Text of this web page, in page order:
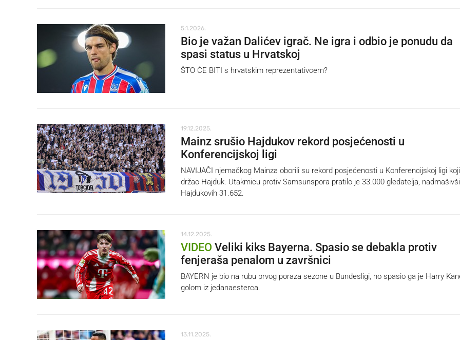
5.1.2026.
Bio je važan Dalićev igrač. Ne igra i odbio je ponudu da
spasi status u Hrvatskoj
ŠTO ĆE BITI s hrvatskim reprezentativcem?
19.12.2025.
Mainz srušio Hajdukov rekord posjećenosti u
Konferencijskoj ligi
NAVIJAČI njemačkog Mainza oborili su rekord posjećenosti u Konferencijskoj ligi
držao Hajduk. Utakmicu protiv Samsunspora pratilo je 33.000 gledatelja, nadmašivši
Hajdukovih 31.652.
14.12.2025.
VIDEO Veliki kiks Bayerna. Spasio se debakla protiv
fenjeraša penalom u završnici
BAYERN je bio na rubu prvog poraza sezone u Bundesligi, no spasio ga je Harry
golom iz jedanaesterca.
13.11.2025.